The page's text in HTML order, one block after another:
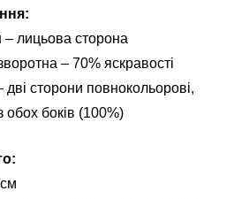
– лицьова сторона
– 70% яскравості
дві сторони повнокольорові,
обох боків (100%)